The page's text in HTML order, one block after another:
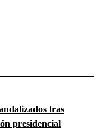
tras
presidencial